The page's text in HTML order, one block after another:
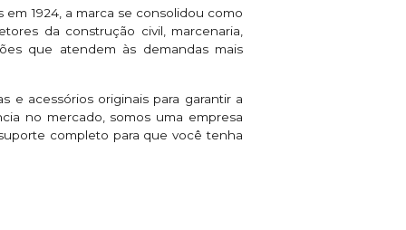
1924, a marca se consolidou como
da construção civil, marcenaria,
que atendem às demandas mais
e acessórios originais para garantir a
no mercado, somos uma empresa
completo para que você tenha